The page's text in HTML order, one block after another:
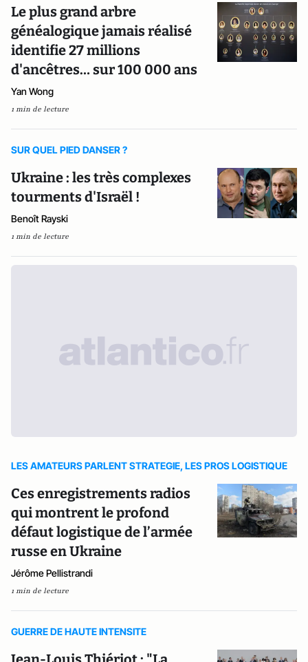
Le plus grand arbre
généalogique jamais réalisé
identifie 27 millions
d'ancêtres… sur 100 000 ans
Yan Wong
1 min de lecture
SUR QUEL PIED DANSER ?
Ukraine : les très complexes
tourments d'Israël !
Benoît Rayski
1 min de lecture
LES AMATEURS PARLENT STRATEGIE, LES PROS LOGISTIQUE
Ces enregistrements radios
qui montrent le profond
défaut logistique de l’armée
russe en Ukraine
Jérôme Pellistrandi
1 min de lecture
GUERRE DE HAUTE INTENSITE